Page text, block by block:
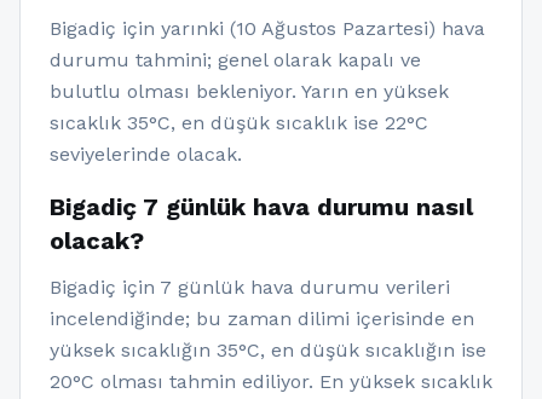
Bigadiç için yarınki (10 Ağustos Pazartesi) hava
durumu tahmini; genel olarak kapalı ve
bulutlu olması bekleniyor. Yarın en yüksek
sıcaklık 35°C, en düşük sıcaklık ise 22°C
seviyelerinde olacak.
Bigadiç 7 günlük hava durumu nasıl
olacak?
Bigadiç için 7 günlük hava durumu verileri
incelendiğinde; bu zaman dilimi içerisinde en
yüksek sıcaklığın 35°C, en düşük sıcaklığın ise
20°C olması tahmin ediliyor. En yüksek sıcaklık